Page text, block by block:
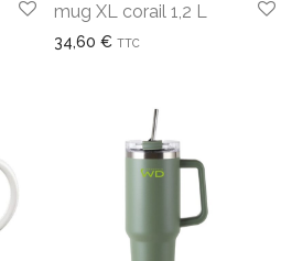
mug XL corail 1,2 L
34,60 € TTC